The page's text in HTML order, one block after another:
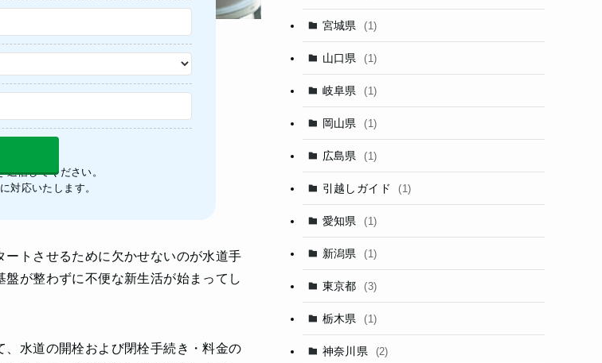
信してください。
対応いたします。
トさせるために欠かせないのが水道手
が整わずに不便な新生活が始まってし
水道の開栓および閉栓手続き・料金の
宮城県 (1)
山口県 (1)
岐阜県 (1)
岡山県 (1)
広島県 (1)
引越しガイド (1)
愛知県 (1)
新潟県 (1)
東京都 (3)
栃木県 (1)
神奈川県 (2)